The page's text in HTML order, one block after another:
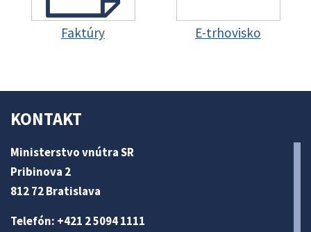
Faktúry E-trhovisko
KONTAKT
Ministerstvo vnútra SR
Pribinova 2
812 72 Bratislava
Telefón: +421 2 5094 1111